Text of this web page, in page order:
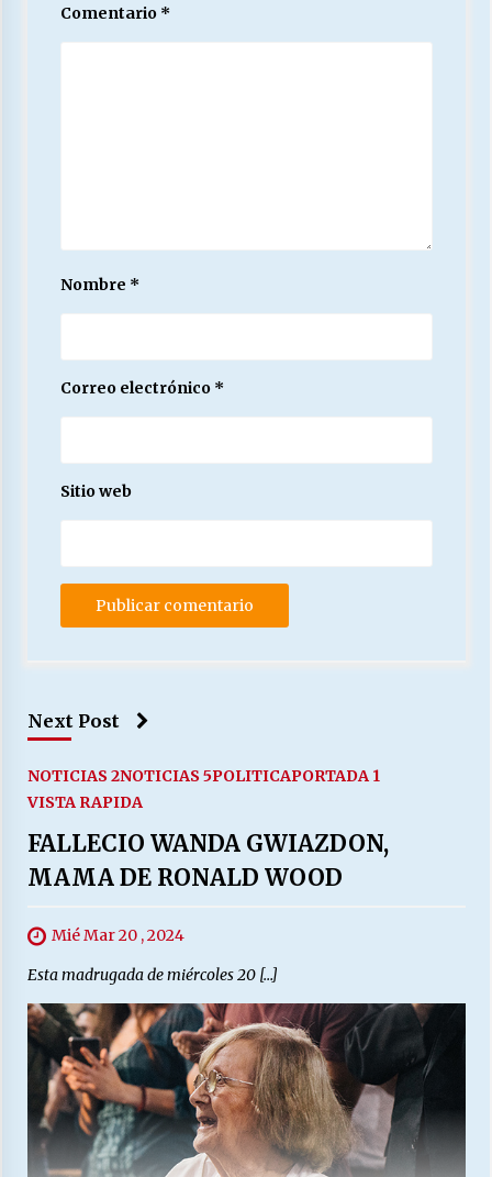
Comentario *
Nombre *
Correo electrónico *
Sitio web
Next Post
NOTICIAS 2NOTICIAS 5POLITICAPORTADA 1
VISTA RAPIDA
FALLECIO WANDA GWIAZDON,
MAMA DE RONALD WOOD
Mié Mar 20 , 2024
Esta madrugada de miércoles 20 […]